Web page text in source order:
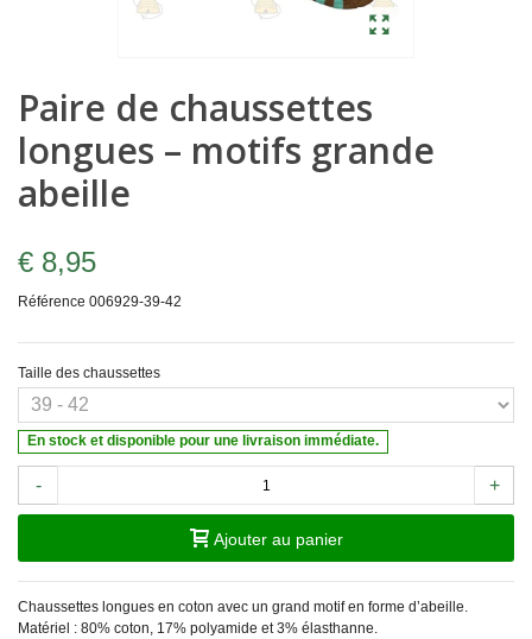
Paire de chaussettes
longues – motifs grande
abeille
€ 8,95
Référence 006929-39-42
Taille des chaussettes
En stock et disponible pour une livraison immédiate.
- +
Ajouter au panier
Chaussettes longues en coton avec un grand motif en forme d’abeille.
Matériel : 80% coton, 17% polyamide et 3% élasthanne.